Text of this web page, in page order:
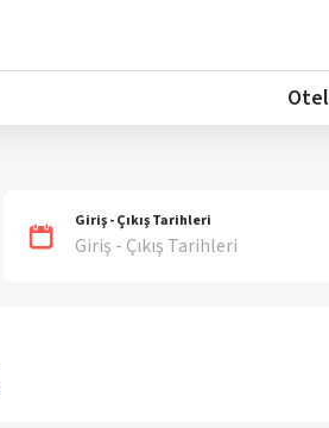
Otel
Giriş - Çıkış Tarihleri
Giriş - Çıkış Tarihleri